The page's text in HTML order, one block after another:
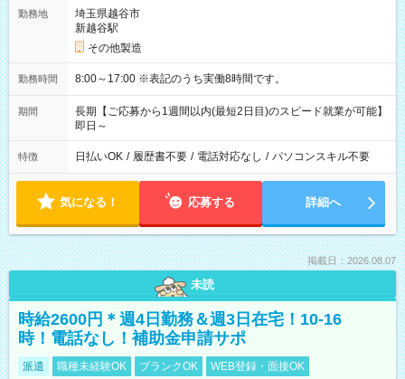
勤務地
埼玉県越谷市
新越谷駅
その他製造
勤務時間 8:00～17:00 ※表記のうち実働8時間です。
期間
長期【ご応募から1週間以内(最短2日目)のスピード就業が可能】
即日～
特徴 日払いOK / 履歴書不要 / 電話対応なし / パソコンスキル不要
気になる！ 応募する 詳細へ
掲載日：2026.08.07
未読
時給2600円＊週4日勤務＆週3日在宅！10-16
時！電話なし！補助金申請サポ
派遣 職種未経験OK ブランクOK WEB登録・面接OK